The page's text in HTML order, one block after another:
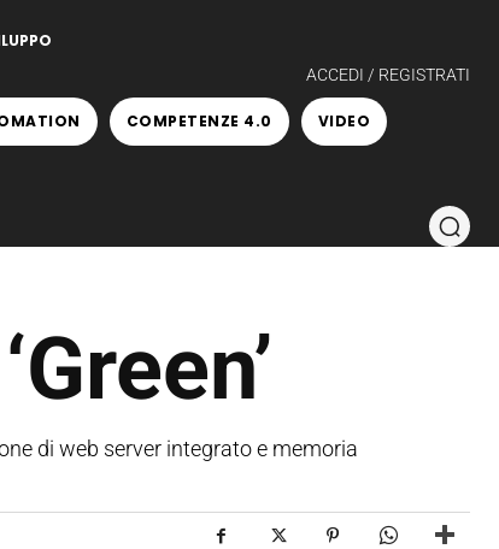
ACCEDI / REGISTRATI
COMPETENZE 4.0 VIDEO
di web server integrato e memoria